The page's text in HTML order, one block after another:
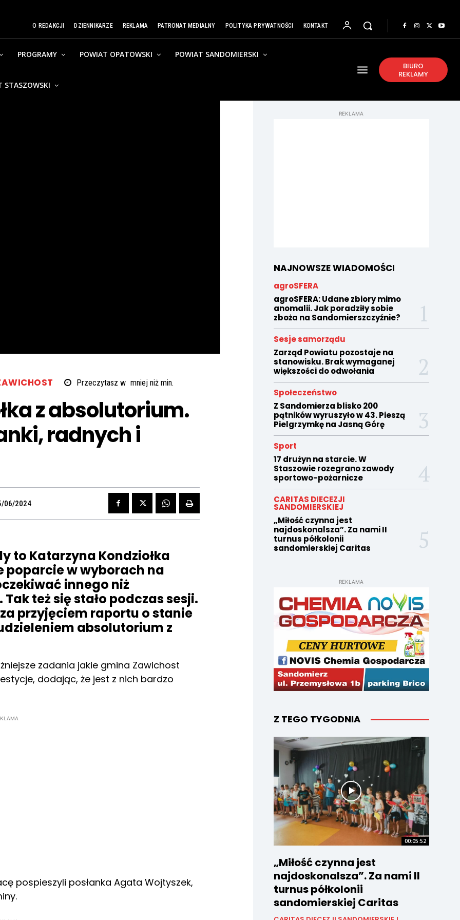
O REDAKCJI DZIENNIKARZE REKLAMA PATRONAT MEDIALNY POLITYKA PRYWATNOŚCI KONTAKT
PROGRAMY POWIAT OPATOWSKI POWIAT SANDOMIERSKI
STASZOWSKI
BIURO
REKLAMY
Przeczytasz w mniej niżmin.
z absolutorium.
radnych i
06/2024
to Katarzyna Kondziołka
poparcie w wyborach na
innego niż
też się stało podczas sesji.
przyjęciem raportu o stanie
absolutorium z
zadania jakie gmina Zawichost
dodając, że jest z nich bardzo
pospieszyli posłanka Agata Wojtyszek,
REKLAMA
NAJNOWSZE WIADOMOŚCI
agroSFERA
agroSFERA: Udane zbiory mimo
anomalii. Jak poradziły sobie
zboża na Sandomierszczyźnie?
Sesje samorządu
Zarząd Powiatu pozostaje na
stanowisku. Brak wymaganej
większości do odwołania
Społeczeństwo
Z Sandomierza blisko 200
pątników wyruszyło w 43. Pieszą
Pielgrzymkę na Jasną Górę
Sport
17 drużyn na starcie. W
Staszowie rozegrano zawody
sportowo-pożarnicze
CARITAS DIECEZJI
SANDOMIERSKIEJ
„Miłość czynna jest
najdoskonalsza”. Za nami II
turnus półkolonii
sandomierskiej Caritas
REKLAMA
Z TEGO TYGODNIA
00:05:52
„Miłość czynna jest
najdoskonalsza”. Za nami II
turnus półkolonii
sandomierskiej Caritas